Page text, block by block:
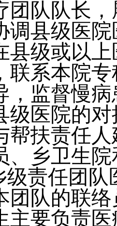
团队队长
调县级医
县级或以
联系本院
，监督慢
级医院的
帮扶责任
、乡卫生
级责任团队
团队的联
主要负责